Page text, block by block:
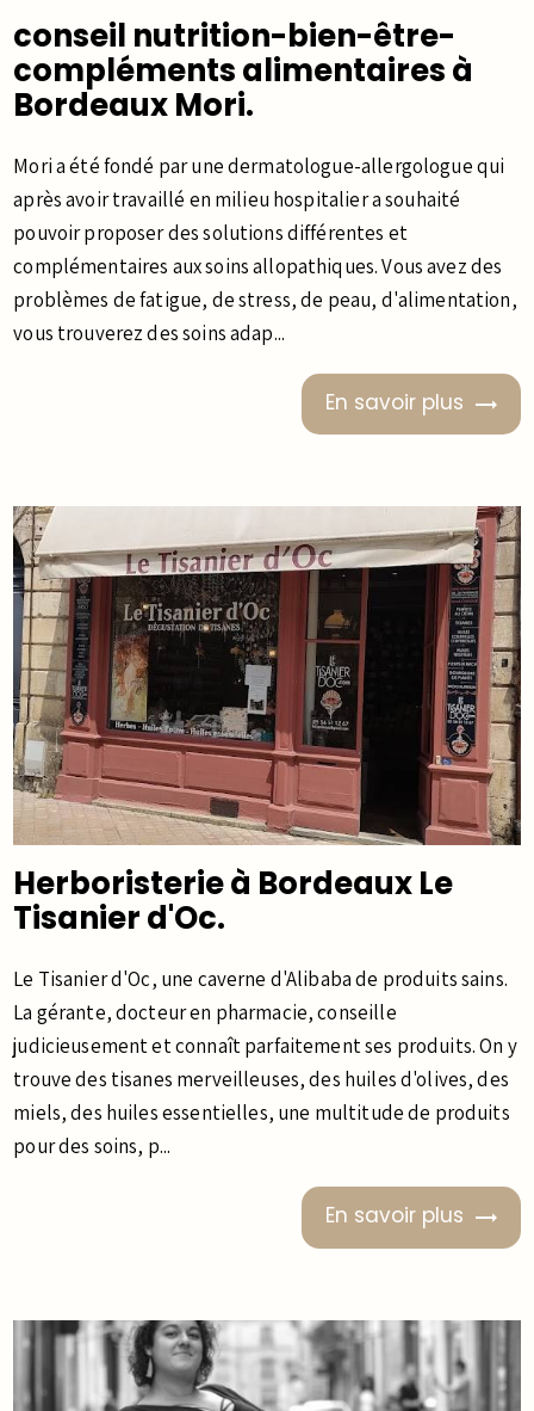
conseil nutrition-bien-être-
compléments alimentaires à
Bordeaux Mori.
Mori a été fondé par une dermatologue-allergologue qui
après avoir travaillé en milieu hospitalier a souhaité
pouvoir proposer des solutions différentes et
complémentaires aux soins allopathiques. Vous avez des
problèmes de fatigue, de stress, de peau, d'alimentation,
vous trouverez des soins adap...
En savoir plus
Herboristerie à Bordeaux Le
Tisanier d'Oc.
Le Tisanier d'Oc, une caverne d'Alibaba de produits sains.
La gérante, docteur en pharmacie, conseille
judicieusement et connaît parfaitement ses produits. On y
trouve des tisanes merveilleuses, des huiles d'olives, des
miels, des huiles essentielles, une multitude de produits
pour des soins, p...
En savoir plus